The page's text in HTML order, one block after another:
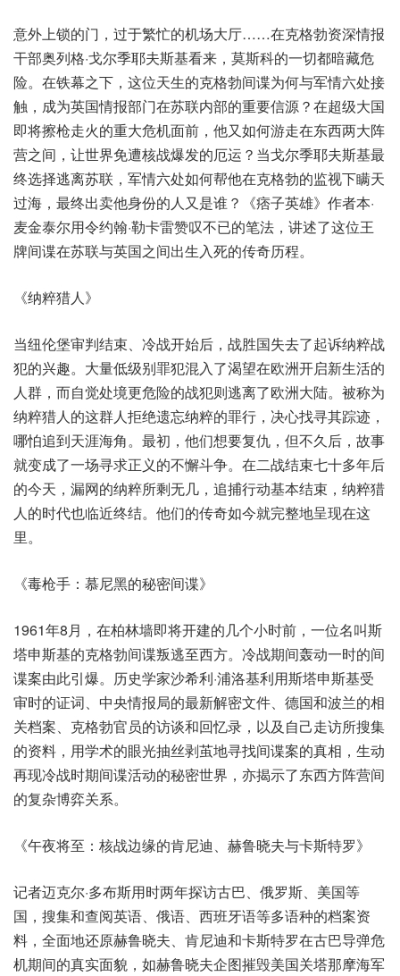
意外上锁的门，过于繁忙的机场大厅……在克格勃资深情报
干部奥列格·戈尔季耶夫斯基看来，莫斯科的一切都暗藏危
险。在铁幕之下，这位天生的克格勃间谍为何与军情六处接
触，成为英国情报部门在苏联内部的重要信源？在超级大国
即将擦枪走火的重大危机面前，他又如何游走在东西两大阵
营之间，让世界免遭核战爆发的厄运？当戈尔季耶夫斯基最
终选择逃离苏联，军情六处如何帮他在克格勃的监视下瞒天
过海，最终出卖他身份的人又是谁？《痞子英雄》作者本·
麦金泰尔用令约翰·勒卡雷赞叹不已的笔法，讲述了这位王
牌间谍在苏联与英国之间出生入死的传奇历程。
《纳粹猎人》
当纽伦堡审判结束、冷战开始后，战胜国失去了起诉纳粹战
犯的兴趣。大量低级别罪犯混入了渴望在欧洲开启新生活的
人群，而自觉处境更危险的战犯则逃离了欧洲大陆。被称为
纳粹猎人的这群人拒绝遗忘纳粹的罪行，决心找寻其踪迹，
哪怕追到天涯海角。最初，他们想要复仇，但不久后，故事
就变成了一场寻求正义的不懈斗争。在二战结束七十多年后
的今天，漏网的纳粹所剩无几，追捕行动基本结束，纳粹猎
人的时代也临近终结。他们的传奇如今就完整地呈现在这
里。
《毒枪手：慕尼黑的秘密间谍》
1961年8月，在柏林墙即将开建的几个小时前，一位名叫斯
塔申斯基的克格勃间谍叛逃至西方。冷战期间轰动一时的间
谍案由此引爆。历史学家沙希利·浦洛基利用斯塔申斯基受
审时的证词、中央情报局的最新解密文件、德国和波兰的相
关档案、克格勃官员的访谈和回忆录，以及自己走访所搜集
的资料，用学术的眼光抽丝剥茧地寻找间谍案的真相，生动
再现冷战时期间谍活动的秘密世界，亦揭示了东西方阵营间
的复杂博弈关系。
《午夜将至：核战边缘的肯尼迪、赫鲁晓夫与卡斯特罗》
记者迈克尔·多布斯用时两年探访古巴、俄罗斯、美国等
国，搜集和查阅英语、俄语、西班牙语等多语种的档案资
料，全面地还原赫鲁晓夫、肯尼迪和卡斯特罗在古巴导弹危
机期间的真实面貌，如赫鲁晓夫企图摧毁美国关塔那摩海军